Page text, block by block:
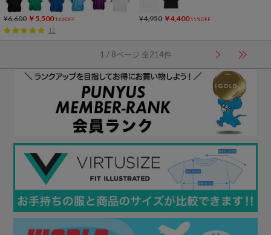
¥6,600 ￥5,500 16%OFF
12
¥4,950 ￥4,400 11%OFF
1 / 8ページ 全214件